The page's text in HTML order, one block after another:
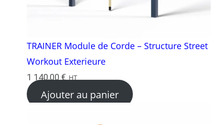
TRAINER Module de Corde – Structure Street
Workout Exterieure
1 140,00€ HT
Ajouter au panier